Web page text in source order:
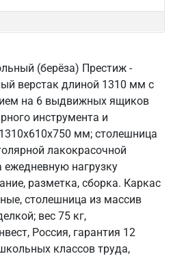
(берёза) Престиж -
верстак длиной 1310 мм с
на 6 выдвижных ящиков
инструмента и
мм; столешница
лакокрасочной
ежедневную нагрузку
разметка, сборка. Каркас
столешница из массив
вес 75 кг,
Россия, гарантия 12
классов труда,